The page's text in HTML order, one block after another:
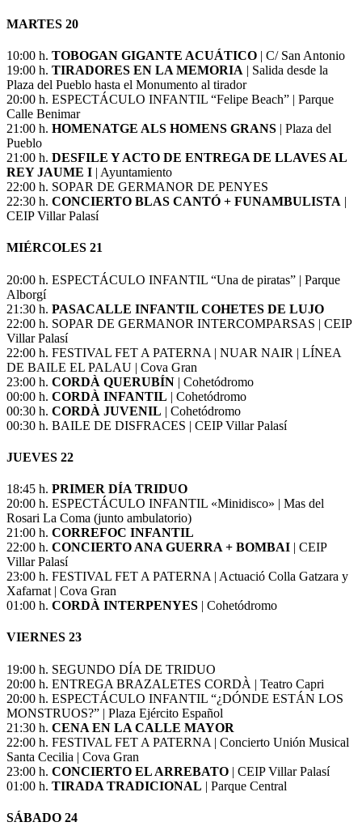
MARTES 20
10:00 h. TOBOGAN GIGANTE ACUÁTICO | C/ San Antonio
19:00 h. TIRADORES EN LA MEMORIA | Salida desde la
Plaza del Pueblo hasta el Monumento al tirador
20:00 h. ESPECTÁCULO INFANTIL “Felipe Beach” | Parque
Calle Benimar
21:00 h. HOMENATGE ALS HOMENS GRANS | Plaza del
Pueblo
21:00 h. DESFILE Y ACTO DE ENTREGA DE LLAVES AL
REY JAUME I | Ayuntamiento
22:00 h. SOPAR DE GERMANOR DE PENYES
22:30 h. CONCIERTO BLAS CANTÓ + FUNAMBULISTA |
CEIP Villar Palasí
MIÉRCOLES 21
20:00 h. ESPECTÁCULO INFANTIL “Una de piratas” | Parque
Alborgí
21:30 h. PASACALLE INFANTIL COHETES DE LUJO
22:00 h. SOPAR DE GERMANOR INTERCOMPARSAS | CEIP
Villar Palasí
22:00 h. FESTIVAL FET A PATERNA | NUAR NAIR | LÍNEA
DE BAILE EL PALAU | Cova Gran
23:00 h. CORDÀ QUERUBÍN | Cohetódromo
00:00 h. CORDÀ INFANTIL | Cohetódromo
00:30 h. CORDÀ JUVENIL | Cohetódromo
00:30 h. BAILE DE DISFRACES | CEIP Villar Palasí
JUEVES 22
18:45 h. PRIMER DÍA TRIDUO
20:00 h. ESPECTÁCULO INFANTIL «Minidisco» | Mas del
Rosari La Coma (junto ambulatorio)
21:00 h. CORREFOC INFANTIL
22:00 h. CONCIERTO ANA GUERRA + BOMBAI | CEIP
Villar Palasí
23:00 h. FESTIVAL FET A PATERNA | Actuació Colla Gatzara y
Xafarnat | Cova Gran
01:00 h. CORDÀ INTERPENYES | Cohetódromo
VIERNES 23
19:00 h. SEGUNDO DÍA DE TRIDUO
20:00 h. ENTREGA BRAZALETES CORDÀ | Teatro Capri
20:00 h. ESPECTÁCULO INFANTIL “¿DÓNDE ESTÁN LOS
MONSTRUOS?” | Plaza Ejército Español
21:30 h. CENA EN LA CALLE MAYOR
22:00 h. FESTIVAL FET A PATERNA | Concierto Unión Musical
Santa Cecilia | Cova Gran
23:00 h. CONCIERTO EL ARREBATO | CEIP Villar Palasí
01:00 h. TIRADA TRADICIONAL | Parque Central
SÁBADO 24